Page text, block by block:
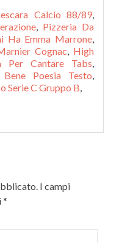
Calcio 88/89,
, Pizzeria Da
Ha Emma Marrone,
Cognac, High
Per Cantare Tabs,
Poesia Testo,
Serie C Gruppo B,
I campi
*